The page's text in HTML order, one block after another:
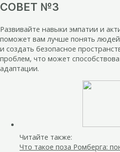
СОВЕТ №3
Развивайте навыки эмпатии и
поможет вам лучше понять
и создать безопасное
проблем, что может
адаптации.
Читайте также:
Что такое поза Ромберга: